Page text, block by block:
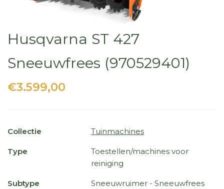
Husqvarna ST 427
Sneeuwfrees (970529401)
€3.599,00
Collectie Tuinmachines
Type
Toestellen/machines voor
reiniging
Subtype Sneeuwruimer - Sneeuwfrees